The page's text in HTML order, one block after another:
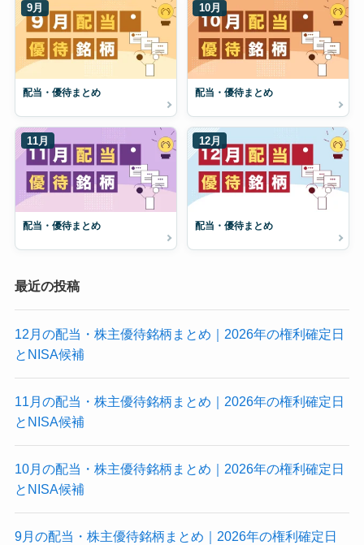
9月
配当・優待まとめ
10月
配当・優待まとめ
11月
配当・優待まとめ
12月
配当・優待まとめ
最近の投稿
12月の配当・株主優待銘柄まとめ｜2026年の権利確定日
とNISA候補
11月の配当・株主優待銘柄まとめ｜2026年の権利確定日
とNISA候補
10月の配当・株主優待銘柄まとめ｜2026年の権利確定日
とNISA候補
9月の配当・株主優待銘柄まとめ｜2026年の権利確定日